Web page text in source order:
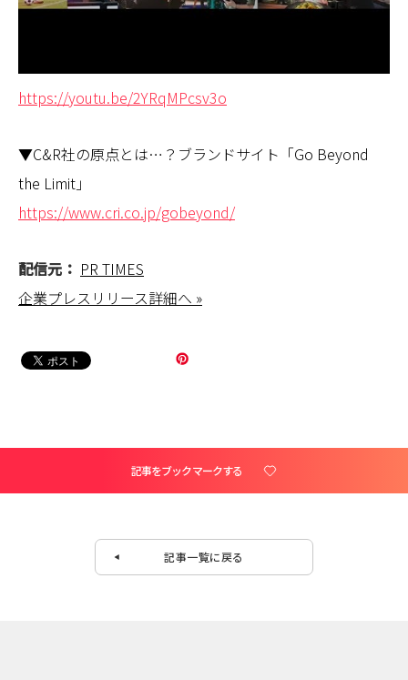
https://youtu.be/2YRqMPcsv3o
▼C&R社の原点とは…？ブランドサイト「Go Beyond
the Limit」
https://www.cri.co.jp/gobeyond/
配信元： PR TIMES
企業プレスリリース詳細へ »
記事をブックマークする
記事一覧に戻る